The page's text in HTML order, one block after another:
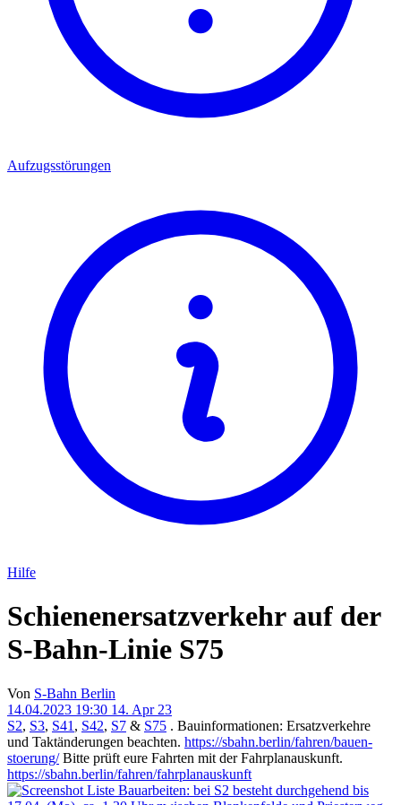
Aufzugsstörungen
Hilfe
Schienenersatzverkehr auf der
S-Bahn-Linie S75
Von S-Bahn Berlin
14.04.2023 19:30 14. Apr 23
S2, S3, S41 , S42, S7 & S75 . Bauinformationen: Ersatzverkehre
und Taktänderungen beachten. https://sbahn.berlin/fahren/bauen-
stoerung/Bitte prüft eure Fahrten mit der Fahrplanauskunft.
https://sbahn.berlin/fahren/fahrplanauskunft